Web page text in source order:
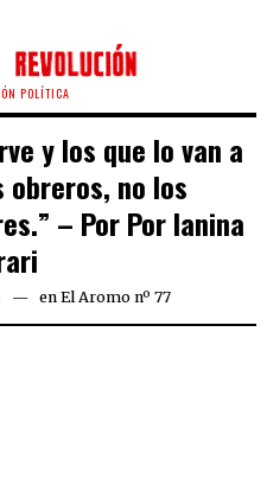
POLÍTICA
y los que lo van a
no los
– Por Por Ianina
en El Aromo nº 77